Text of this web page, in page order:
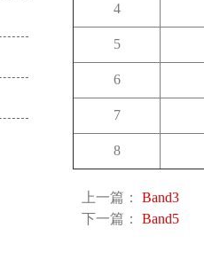
4
5
6
7
8
上一篇： Band3
下一篇： Band5